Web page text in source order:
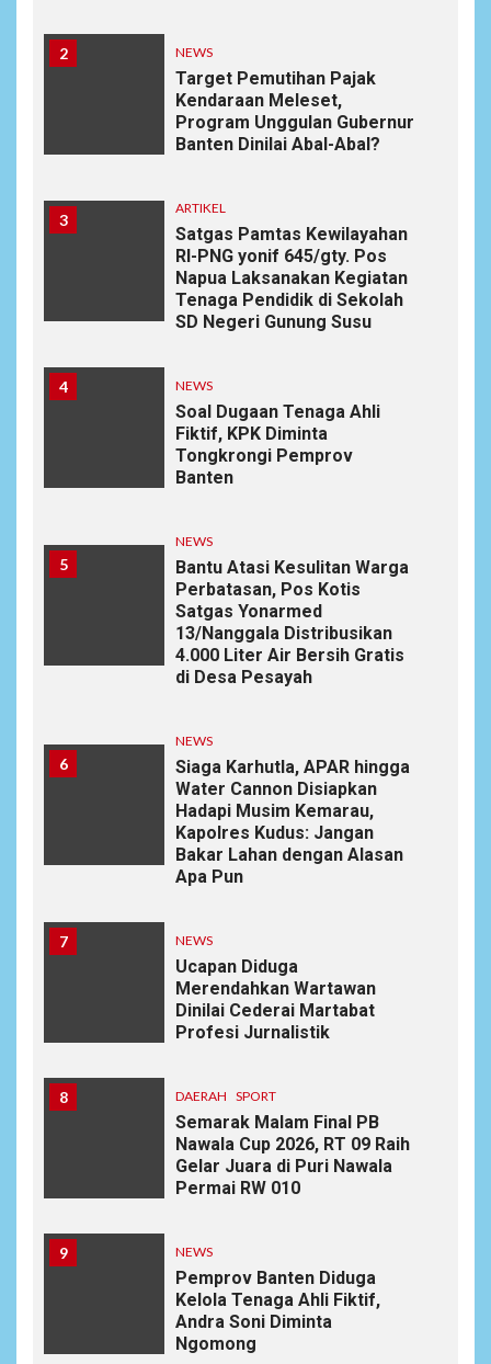
2 NEWS
Target Pemutihan Pajak
Kendaraan Meleset,
Program Unggulan Gubernur
Banten Dinilai Abal-Abal?
3
ARTIKEL
Satgas Pamtas Kewilayahan
RI-PNG yonif 645/gty. Pos
Napua Laksanakan Kegiatan
Tenaga Pendidik di Sekolah
SD Negeri Gunung Susu
4 NEWS
Soal Dugaan Tenaga Ahli
Fiktif, KPK Diminta
Tongkrongi Pemprov
Banten
5
NEWS
Bantu Atasi Kesulitan Warga
Perbatasan, Pos Kotis
Satgas Yonarmed
13/Nanggala Distribusikan
4.000 Liter Air Bersih Gratis
di Desa Pesayah
6
NEWS
Siaga Karhutla, APAR hingga
Water Cannon Disiapkan
Hadapi Musim Kemarau,
Kapolres Kudus: Jangan
Bakar Lahan dengan Alasan
Apa Pun
7 NEWS
Ucapan Diduga
Merendahkan Wartawan
Dinilai Cederai Martabat
Profesi Jurnalistik
8 DAERAH SPORT
Semarak Malam Final PB
Nawala Cup 2026, RT 09 Raih
Gelar Juara di Puri Nawala
Permai RW 010
9 NEWS
Pemprov Banten Diduga
Kelola Tenaga Ahli Fiktif,
Andra Soni Diminta
Ngomong